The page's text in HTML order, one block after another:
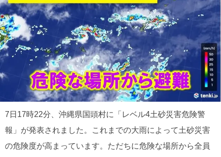
7日17時22分、沖縄県国頭村に「レベル4土砂災害危険警
報」が発表されました。これまでの大雨によって土砂災害
の危険度が高まっています。ただちに危険な場所から全員